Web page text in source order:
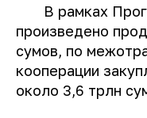
В рамках
произведено
сумов, по
кооперации
около 3,6 трлн